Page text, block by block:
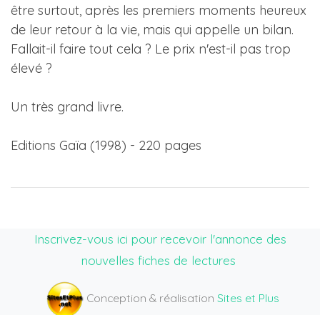
être surtout, après les premiers moments heureux
de leur retour à la vie, mais qui appelle un bilan.
Fallait-il faire tout cela ? Le prix n'est-il pas trop
élevé ?
Un très grand livre.
Editions Gaïa (1998) - 220 pages
Inscrivez-vous ici pour recevoir l'annonce des
nouvelles fiches de lectures
Conception & réalisation Sites et Plus